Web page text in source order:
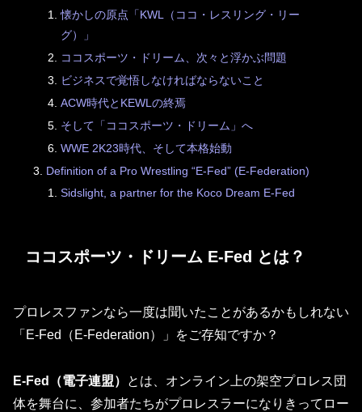
懐かしの原点「KWL（ココ・レスリング・リー
グ）」
ココスポーツ・ドリーム、次々と浮かぶ問題
ビジネスで覚悟しなければならないこと
ACW時代とKEWLの終焉
そして「ココスポーツ・ドリーム」へ
WWE 2K23時代、そして本格始動
Definition of a Pro Wrestling “E-Fed” (E-Federation)
Sidslight, a partner for the Koco Dream E-Fed
ココスポーツ・ドリーム E-Fed とは？
プロレスファンなら一度は聞いたことがあるかもしれない
「E-Fed（E-Federation）」をご存知ですか？
E-Fed（電子連盟） とは
オンライン上の架空プロレス団
体を舞台に、参加者たちがプロレスラーになりきってロー